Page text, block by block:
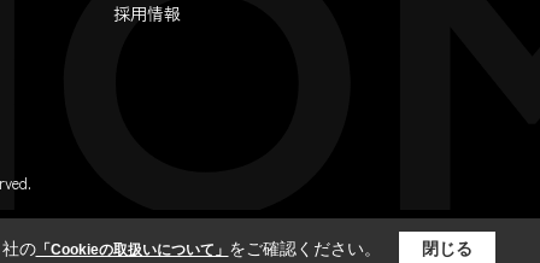
採用情報
の「Cookieの取扱いについて」 をご確認ください。 閉じる